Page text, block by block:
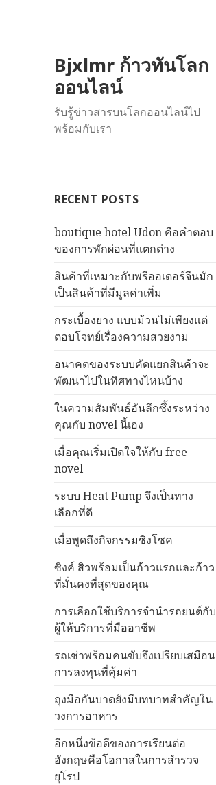
Bjxlmr ก้าวทันโลก
ออนไลน์
รับรู้ข่าวสารบนโลกออนไลน์ไป
พร้อมกับเรา
RECENT POSTS
boutique hotel Udon คือคำตอบ
ของการพักผ่อนที่แตกต่าง
สินค้าที่เหมาะกับพรีออเดอร์จีนมัก
เป็นสินค้าที่มีมูลค่าเพิ่ม
กระเบื้องยาง แบบม้วนไม่เพียงแต่
ตอบโจทย์เรื่องความสวยงาม
อนาคตของระบบคัดแยกสินค้าจะ
พัฒนาไปในทิศทางไหนบ้าง
ในความสัมพันธ์อันลึกซึ้งระหว่าง
คุณกับ novel นี้เอง
เมื่อคุณเริ่มเปิดใจให้กับ free
novel
ระบบ Heat Pump จึงเป็นทาง
เลือกที่ดี
เมื่อพูดถึงกิจกรรมชิงโชค
ซิงค์ สิวพร้อมเป็นก้าวแรกและก้าว
ที่มั่นคงที่สุดของคุณ
การเลือกใช้บริการจำนำรถยนต์กับ
ผู้ให้บริการที่มืออาชีพ
รถเช่าพร้อมคนขับจึงเปรียบเสมือน
การลงทุนที่คุ้มค่า
ถุงมือกันบาดยังมีบทบาทสำคัญใน
วงการอาหาร
อีกหนึ่งข้อดีของการเรียนต่อ
อังกฤษคือโอกาสในการสำรวจ
ยุโรป